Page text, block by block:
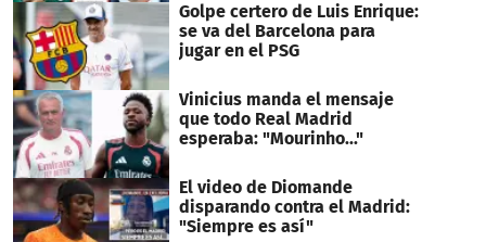
Golpe certero de Luis Enrique:
se va del Barcelona para
jugar en el PSG
Vinicius manda el mensaje
que todo Real Madrid
esperaba: "Mourinho..."
El video de Diomande
disparando contra el Madrid:
"Siempre es así"